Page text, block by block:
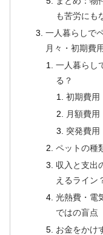
も苦労にも
一人暮らしで
月々・初期費
一人暮らし
る？
初期費用
月額費
突発費用
ペットの種
収入と支出
えるライン
光熱費・電
ではの盲点
お金をかけ